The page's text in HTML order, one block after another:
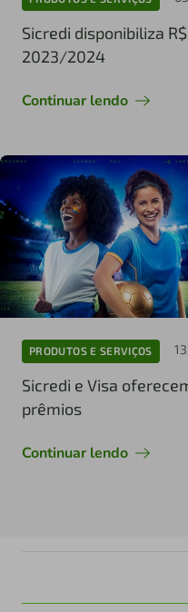
Sicredi disponibiliza
2023/2024
Continuar lendo
PRODUTOS E SERVIÇOS
Sicredi e Visa
prêmios
Continuar lendo